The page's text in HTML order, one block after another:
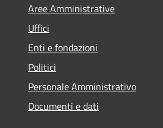
Aree Amministrative
Uffici
Enti e fondazioni
Politici
Personale Amministrativo
Documenti e dati